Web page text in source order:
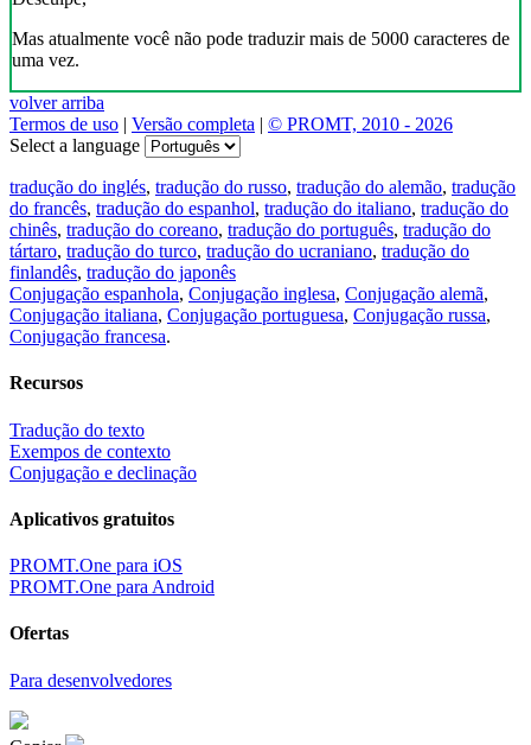
Mas atualmente você não pode traduzir mais de 5000 caracteres de
uma vez.
volver arriba
Termos de uso | Versão completa | © PROMT, 2010 - 2026
Select a language
tradução do inglés, tradução do russo, tradução do alemão, tradução
do francês, tradução do espanhol, tradução do italiano, tradução do
chinês, tradução do coreano, tradução do português, tradução do
tártaro, tradução do turco, tradução do ucraniano, tradução do
finlandês, tradução do japonês
Conjugação espanhola, Conjugação inglesa, Conjugação alemã,
Conjugação italiana, Conjugação portuguesa, Conjugação russa,
Conjugação francesa.
Recursos
Tradução do texto
Exempos de contexto
Conjugação e declinação
Aplicativos gratuitos
PROMT.One para iOS
PROMT.One para Android
Ofertas
Para desenvolvedores